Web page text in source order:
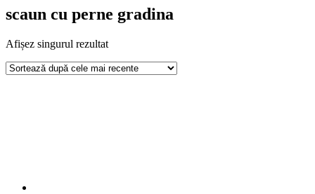
scaun cu perne gradina
Afișez singurul rezultat